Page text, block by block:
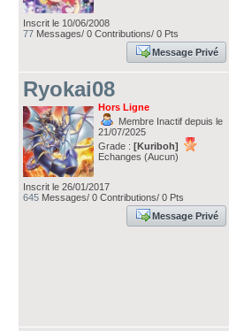
Inscrit le 10/06/2008
77 Messages/ 0 Contributions/ 0 Pts
Message Privé
Ryokai08
Hors Ligne
Membre Inactif depuis le
21/07/2025
Grade : [Kuriboh]
Echanges (Aucun)
Inscrit le 26/01/2017
645 Messages/ 0 Contributions/ 0 Pts
Message Privé